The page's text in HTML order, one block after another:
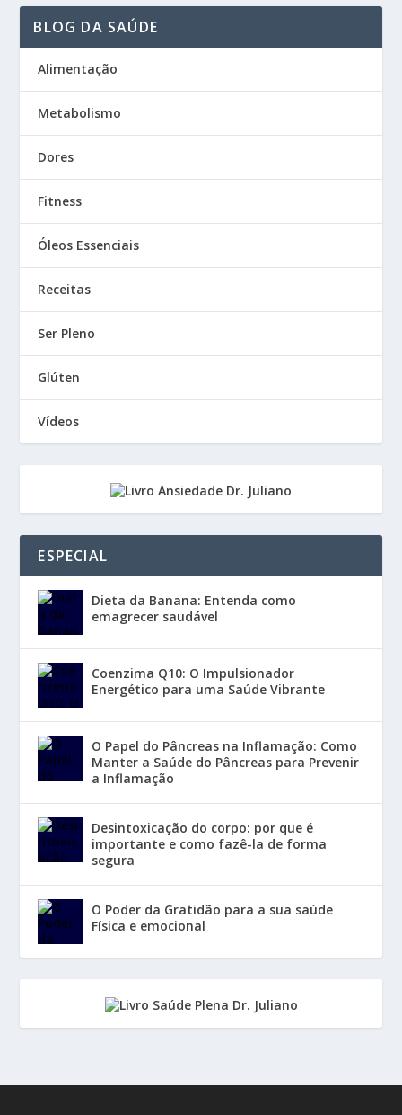
BLOG DA SAÚDE
Alimentação
Metabolismo
Dores
Fitness
Óleos Essenciais
Receitas
Ser Pleno
Glúten
Vídeos
ESPECIAL
Dieta da Banana: Entenda como
emagrecer saudável
Coenzima Q10: O Impulsionador
Energético para uma Saúde Vibrante
O Papel do Pâncreas na Inflamação: Como
Manter a Saúde do Pâncreas para Prevenir
a Inflamação
Desintoxicação do corpo: por que é
importante e como fazê-la de forma
segura
O Poder da Gratidão para a sua saúde
Física e emocional